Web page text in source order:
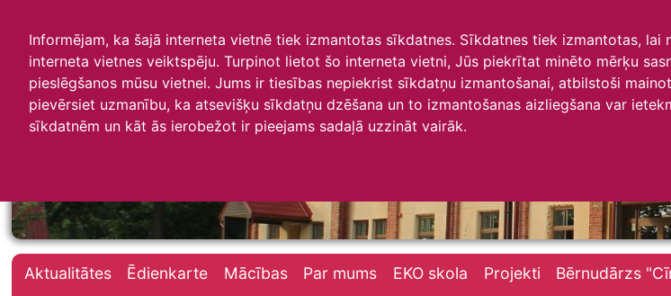
Informējam, ka šajā interneta vietnē tiek izmantotas sīkdatnes. Sīkdatnes tiek izmantotas,
interneta vietnes veiktspēju. Turpinot lietot šo interneta vietni, Jūs piekrītat minēto mērķu
pieslēgšanos mūsu vietnei. Jums ir tiesības nepiekrist sīkdatņu izmantošanai, atbilstoši
pievērsiet uzmanību, ka atsevišķu sīkdatņu dzēšana un to izmantošanas aizliegšana var
sīkdatnēm un kāt ās ierobežot ir pieejams sadaļā uzzināt vairāk.
Irlavas skola
Aktualitātes Ēdienkarte Mācības Par mums EKO skola Projekti Bērnudārzs